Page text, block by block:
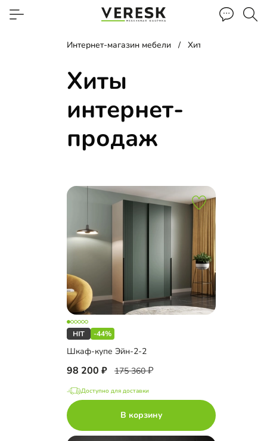
Интернет-магазин мебели Хиты интернет-
Хиты
интернет-
продаж
-44%
Шкаф-купе Эйн-2-2
98 200 175 360
Доступно для доставки
В корзину